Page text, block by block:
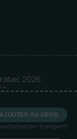
AJOUTER AU DEVIS
/ transport)
2026.
|